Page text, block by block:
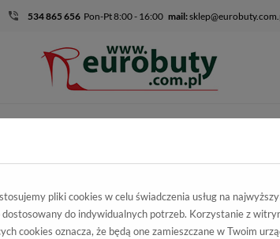
534 865 656 Pon-Pt 8:00 - 16:00 mail:
pliki cookies w celu świadczenia usług na
do indywidualnych potrzeb. Korzystanie z
cookies oznacza, że będą one zamieszczane w Twoim